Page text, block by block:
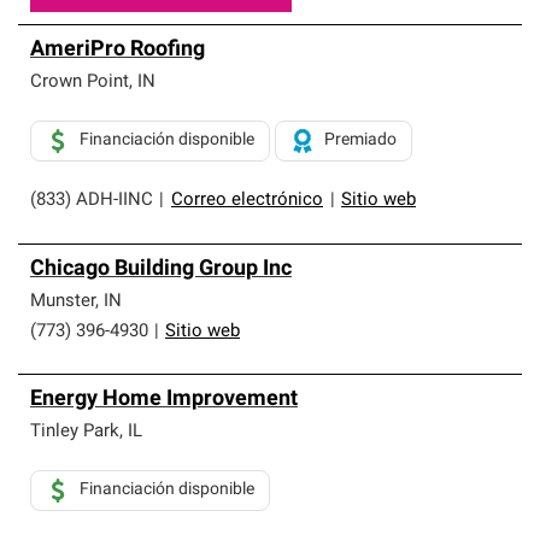
AmeriPro Roofing
Crown Point, IN
(833) ADH-IINC Correo electrónico Sitio web
Financiación disponible Premiado
Chicago Building Group Inc
Munster, IN
(773) 396-4930
Sitio web
Energy Home Improvement
Tinley Park, IL
Financiación disponible